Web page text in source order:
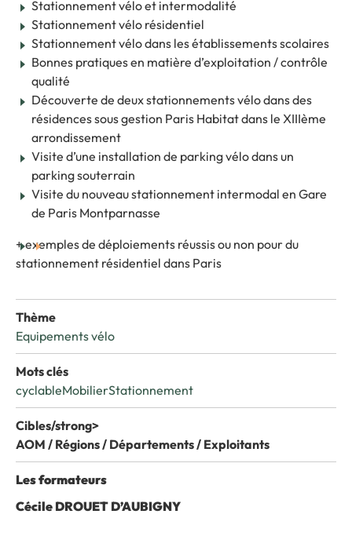
Stationnement vélo et intermodalité
Stationnement vélo résidentiel
Stationnement vélo dans les établissements scolaires
Bonnes pratiques en matière d’exploitation / contrôle
qualité
Découverte de deux stationnements vélo dans des
résidences sous gestion Paris Habitat dans le XIIIème
arrondissement
Visite d’une installation de parking vélo dans un
parking souterrain
Visite du nouveau stationnement intermodal en Gare
de Paris Montparnasse
+ exemples de déploiements réussis ou non pour du
stationnement résidentiel dans Paris
Thème
Equipements vélo
Mots clés
cyclableMobilierStationnement
Cibles/strong>
AOM / Régions / Départements / Exploitants
Les formateurs
Cécile DROUET D’AUBIGNY